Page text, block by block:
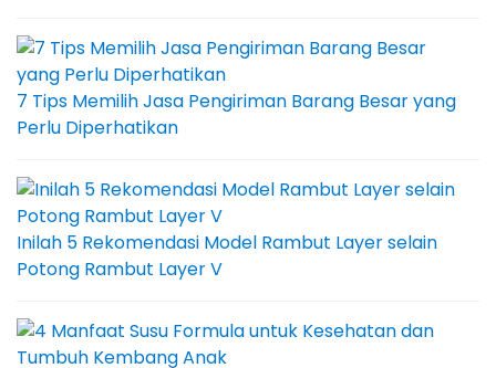
7 Tips Memilih Jasa Pengiriman Barang Besar yang
Perlu Diperhatikan
Inilah 5 Rekomendasi Model Rambut Layer selain
Potong Rambut Layer V